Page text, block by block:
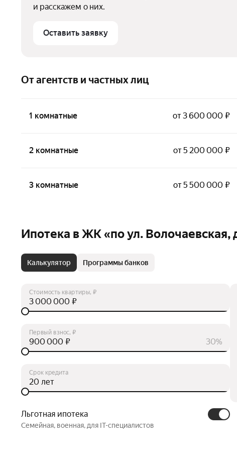
и расскажем о них.
Оставить заявку
От агентств и частных лиц
1 комнатные от 3 600 000 ₽
2 комнатные от 5 200 000 ₽
3 комнатные от 5 500 000 ₽
Ипотека в ЖК «по ул. Волочаевская,
Калькулятор Программы банков
Стоимость квартиры, ₽
₽
Первый взнос, ₽
30%
₽
Срок кредита
лет
Льготная ипотека
Семейная, военная, для IT-специалистов